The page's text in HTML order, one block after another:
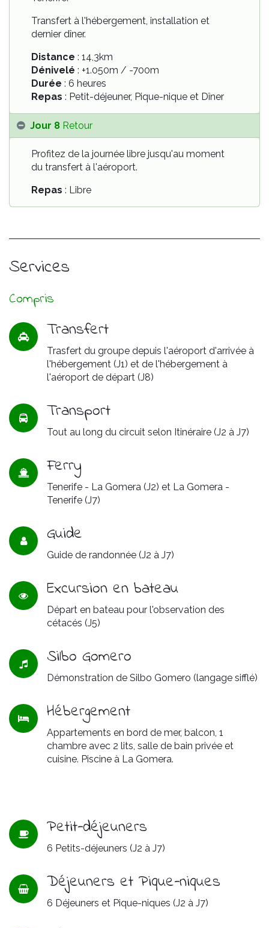
Transfert à l'hébergement, installation et
dernier dîner.
Distance : 14,3km
Dénivelé : +1.050m / -700m
Durée : 6 heures
Repas : Petit-déjeuner, Pique-nique et Dîner
Jour 8 Retour
Profitez de la journée libre jusqu'au moment
du transfert à l'aéroport.
Repas : Libre
Services
Compris
Transfert
Trasfert du groupe depuis l'aéroport d'arrivée à
l'hébergement (J1) et de l'hébergement à
l'aéroport de départ (J8)
Transport
Tout au long du circuit selon Itinéraire (J2 à J7)
Ferry
Tenerife - La Gomera (J2) et La Gomera -
Tenerife (J7)
Guide
Guide de randonnée (J2 à J7)
Excursion en bateau
Départ en bateau pour l'observation des
cétacés (J5)
Silbo Gomero
Démonstration de Silbo Gomero (langage sifflé)
Hébergement
Appartements en bord de mer, balcon, 1
chambre avec 2 lits, salle de bain privée et
cuisine. Piscine à La Gomera.
Petit-déjeuners
6 Petits-déjeuners (J2 à J7)
Déjeuners et Pique-niques
6 Déjeuners et Pique-niques (J2 à J7)